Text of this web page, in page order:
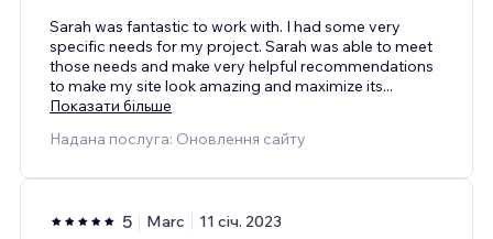
Sarah was fantastic to work with. I had some very
specific needs for my project. Sarah was able to meet
those needs and make very helpful recommendations
to make my site look amazing and maximize its...
Показати більше
Надана послуга: Оновлення сайту
5 Marc 11 січ. 2023